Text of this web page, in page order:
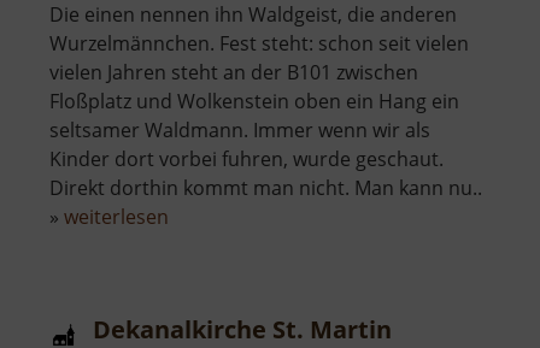
Die einen nennen ihn Waldgeist, die anderen
Wurzelmännchen. Fest steht: schon seit vielen
vielen Jahren steht an der B101 zwischen
Floßplatz und Wolkenstein oben ein Hang ein
seltsamer Waldmann. Immer wenn wir als
Kinder dort vorbei fuhren, wurde geschaut.
Direkt dorthin kommt man nicht. Man kann nu..
» weiterlesen
Dekanalkirche St. Martin